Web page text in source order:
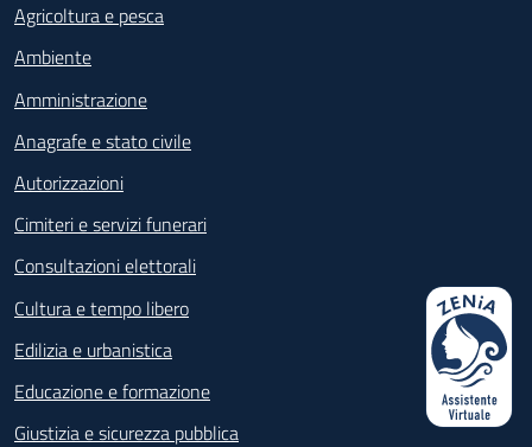
Agricoltura e pesca
Ambiente
Amministrazione
Anagrafe e stato civile
Autorizzazioni
Cimiteri e servizi funerari
Consultazioni elettorali
Cultura e tempo libero
Edilizia e urbanistica
Educazione e formazione
Giustizia e sicurezza pubblica